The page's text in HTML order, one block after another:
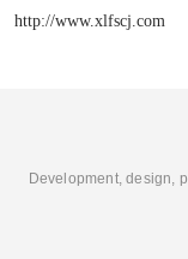
http://www.xlfscj.com
Development, design,